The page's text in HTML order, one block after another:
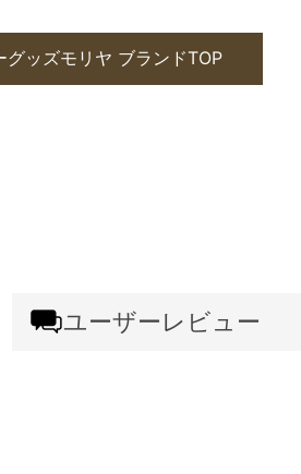
グッズモリヤ ブランドTOP
ユーザーレビュー